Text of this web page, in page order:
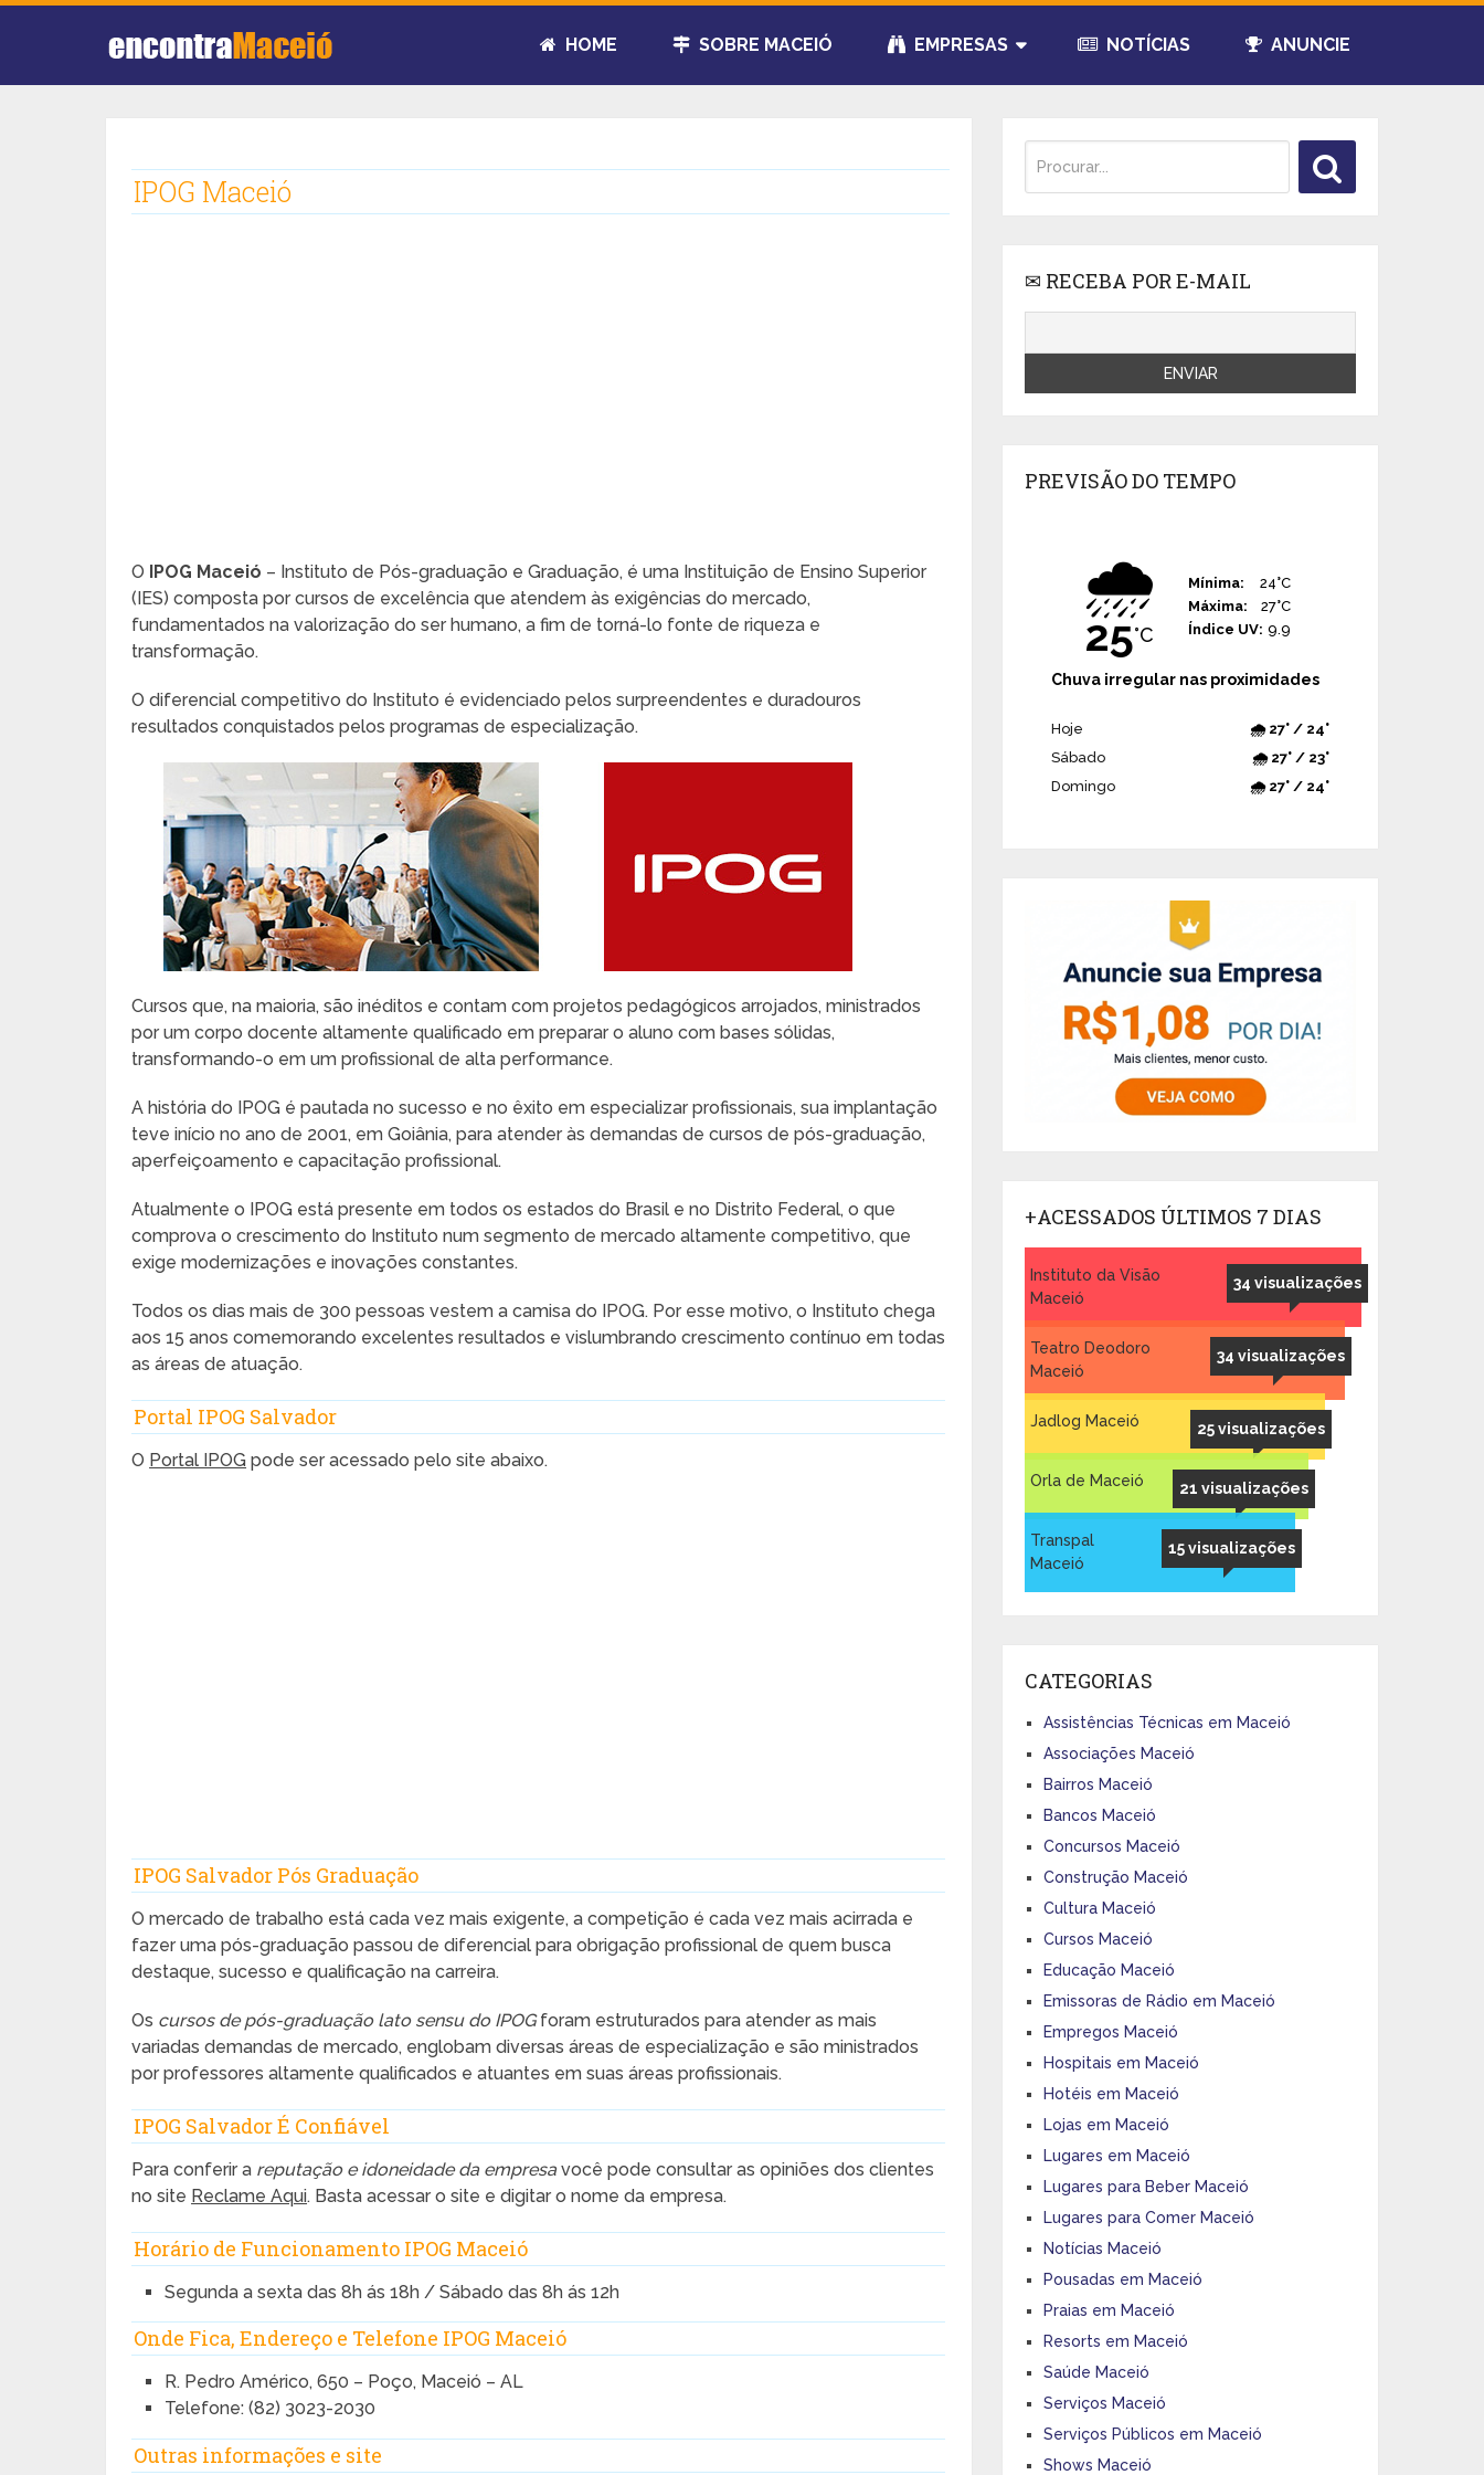
HOME SOBRE MACEIÓ EMPRESAS NOTÍCIAS ANUNCIE
IPOG Maceió
O IPOG Maceió – Instituto de Pós-graduação e Graduação, é uma Instituição de Ensino Superior
(IES) composta por cursos de excelência que atendem às exigências do mercado,
fundamentados na valorização do ser humano, a fim de torná-lo fonte de riqueza e
transformação.
O diferencial competitivo do Instituto é evidenciado pelos surpreendentes e duradouros
resultados conquistados pelos programas de especialização.
Cursos que, na maioria, são inéditos e contam com projetos pedagógicos arrojados, ministrados
por um corpo docente altamente qualificado em preparar o aluno com bases sólidas,
transformando-o em um profissional de alta performance.
A história do IPOG é pautada no sucesso e no êxito em especializar profissionais, sua implantação
teve início no ano de 2001, em Goiânia, para atender às demandas de cursos de pós-graduação,
aperfeiçoamento e capacitação profissional.
Atualmente o IPOG está presente em todos os estados do Brasil e no Distrito Federal, o que
comprova o crescimento do Instituto num segmento de mercado altamente competitivo, que
exige modernizações e inovações constantes.
Todos os dias mais de 300 pessoas vestem a camisa do IPOG. Por esse motivo, o Instituto chega
aos 15 anos comemorando excelentes resultados e vislumbrando crescimento contínuo em todas
as áreas de atuação.
Portal IPOG Salvador
O Portal IPOG pode ser acessado pelo site abaixo.
IPOG Salvador Pós Graduação
O mercado de trabalho está cada vez mais exigente, a competição é cada vez mais acirrada e
fazer uma pós-graduação passou de diferencial para obrigação profissional de quem busca
destaque, sucesso e qualificação na carreira.
Os cursos de pós-graduação lato sensu do IPOGforam estruturados para atender as mais
variadas demandas de mercado, englobam diversas áreas de especialização e são ministrados
por professores altamente qualificados e atuantes em suas áreas profissionais.
IPOG Salvador É Confiável
Para conferir a reputação e idoneidade da empresavocê pode consultar as opiniões dos clientes
no site Reclame Aqui. Basta acessar o site e digitar o nome da empresa.
Horário de Funcionamento IPOG Maceió
Segunda a sexta das 8h ás 18h / Sábado das 8h ás 12h
Onde Fica, Endereço e Telefone IPOG Maceió
R. Pedro Américo, 650 – Poço, Maceió – AL
Telefone: (82) 3023-2030
Outras informações e site
✉ RECEBA POR E-MAIL
PREVISÃO DO TEMPO
🌧️
25°C
Mínima:
24°C
Máxima:
27°C
Índice UV: 9.9
Chuva irregular nas proximidades
Hoje
🌧️ 27° / 24°
Sábado
🌧️ 27° / 23°
Domingo
🌧️ 27° / 24°
+ACESSADOS ÚLTIMOS 7 DIAS
34 visualizações
Instituto da Visão
Maceió
34 visualizações
Teatro Deodoro
Maceió
25 visualizações
Jadlog Maceió
21 visualizações
Orla de Maceió
15 visualizações
Transpal
Maceió
CATEGORIAS
Assistências Técnicas em Maceió
Associações Maceió
Bairros Maceió
Bancos Maceió
Concursos Maceió
Construção Maceió
Cultura Maceió
Cursos Maceió
Educação Maceió
Emissoras de Rádio em Maceió
Empregos Maceió
Hospitais em Maceió
Hotéis em Maceió
Lojas em Maceió
Lugares em Maceió
Lugares para Beber Maceió
Lugares para Comer Maceió
Notícias Maceió
Pousadas em Maceió
Praias em Maceió
Resorts em Maceió
Saúde Maceió
Serviços Maceió
Serviços Públicos em Maceió
Shows Maceió